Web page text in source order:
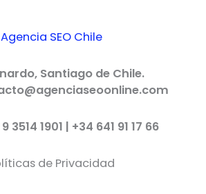
Agencia SEO Chile
Santiago de Chile.
3514 1901 | +34 641 91 17 66
de Privacidad